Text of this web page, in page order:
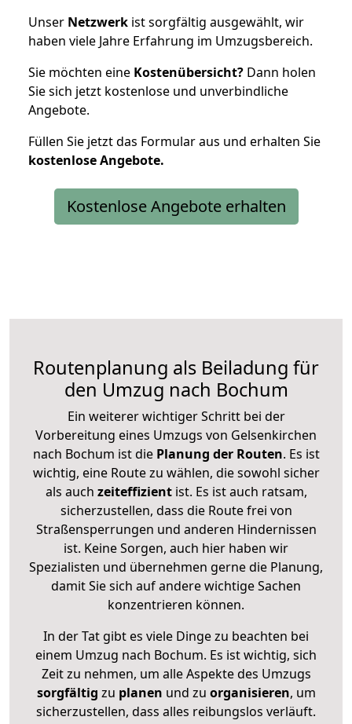
Unser Netzwerk ist sorgfältig ausgewählt, wir
haben viele Jahre Erfahrung im Umzugsbereich.
Sie möchten eine Kostenübersicht? Dann holen
Sie sich jetzt kostenlose und unverbindliche
Angebote.
Füllen Sie jetzt das Formular aus und erhalten Sie
kostenloseAngebote.
Kostenlose Angebote erhalten
Routenplanung als Beiladung für
den Umzug nach Bochum
Ein weiterer wichtiger Schritt bei der
Vorbereitung eines Umzugs von Gelsenkirchen
nach Bochum ist diePlanung der Routen. Es ist
wichtig, eine Route zu wählen, die sowohl sicher
als auch zeiteffizientist. Es ist auch ratsam,
sicherzustellen, dass die Route frei von
Straßensperrungen und anderen Hindernissen
ist. Keine Sorgen, auch hier haben wir
Spezialisten und übernehmen gerne die Planung,
damit Sie sich auf andere wichtige Sachen
konzentrieren können.
In der Tat gibt es viele Dinge zu beachten bei
einem Umzug nach Bochum. Es ist wichtig, sich
Zeit zu nehmen, um alle Aspekte des Umzugs
sorgfältig zu planen und zu organisieren, um
sicherzustellen, dass alles reibungslos verläuft.